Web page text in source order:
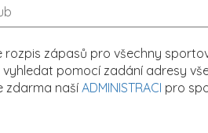
zápasů pro všechny
vyhledat pomocí zadání adresy
zdarma naší ADMINISTRACI pro